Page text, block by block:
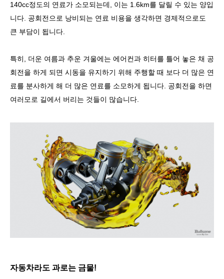
140cc정도의 연료가 소모되는데 이는 1.6km를 달릴 수 있는 양입
니다 공회전으로 낭비되는 연료 비용을 생각하면 경제적으로도
큰 부담이 됩니다
특히
더운 여름과 추운 겨울에는 에어컨과 히터를 틀어 놓은 채 공
회전을 하게 되면 시동을 유지하기 위해 주행할 때 보다 더 많은 연
료를 분사하게 해 더 많은 연료를 소모하게 됩니다 공회전을 하면
여러모로 길에서 버리는 것들이 많습니다
자동차라도 과로는 금물!